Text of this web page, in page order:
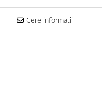
Cere informatii